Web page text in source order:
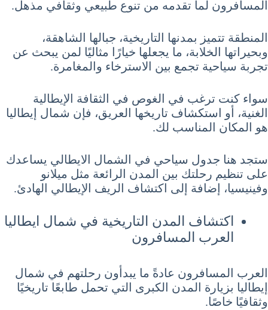
المسافرون لما تقدمه من تنوع طبيعي وثقافي مذهل.
المنطقة تتميز بمدنها التاريخية، جبالها الشاهقة،
وبحيراتها الخلابة، ما يجعلها خيارًا مثاليًا لمن يبحث عن
تجربة سياحية تجمع بين الاسترخاء والمغامرة.
سواء كنت ترغب في الغوص في الثقافة الإيطالية
الغنية، أو استكشاف تاريخها العريق، فإن شمال إيطاليا
هو المكان المناسب لك.
ستجد هنا جدول سياحي في الشمال الايطالي يساعدك
على تنظيم رحلتك بين المدن الرائعة مثل ميلانو
وفينيسيا، إضافة إلى اكتشاف الريف الإيطالي الهادئ.
اكتشاف المدن التاريخية في شمال ايطاليا
العرب المسافرون
العرب المسافرون عادةً ما يبدأون رحلتهم في شمال
إيطاليا بزيارة المدن الكبرى التي تحمل طابعًا تاريخيًا
وثقافيًا خاصًا.